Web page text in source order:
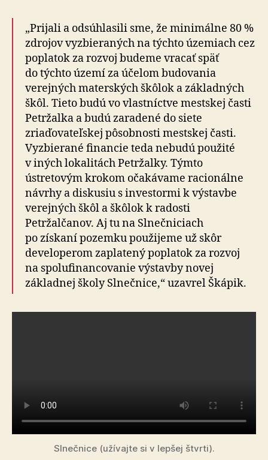
„Prijali a odsúhlasili sme, že minimálne 80 %
zdrojov vyzbieraných na týchto územiach cez
poplatok za rozvoj budeme vracať späť
do týchto území za účelom budovania
verejných materských škôlok a základných
škôl. Tieto budú vo vlastníctve mestskej časti
Petržalka a budú zaradené do siete
zriaďovateľskej pôsobnosti mestskej časti.
Vyzbierané financie teda nebudú použité
v iných lokalitách Petržalky. Týmto
ústretovým krokom očakávame racionálne
návrhy a diskusiu s investormi k výstavbe
verejných škôl a škôlok k radosti
Petržalčanov. Aj tu na Slnečniciach
po získaní pozemku použijeme už skôr
developerom zaplatený poplatok za rozvoj
na spo­lu­fi­nan­co­va­nie výstavby novej
základnej školy Slnečnice,“ uzavrel Škápik.
Slnečnice (užívajte si v lepšej štvrti).